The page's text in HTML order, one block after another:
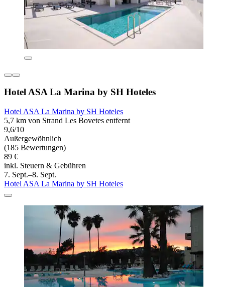
Hotel ASA La Marina by SH Hoteles
Hotel ASA La Marina by SH Hoteles
5,7 km von Strand Les Bovetes entfernt
9,6/10
Außergewöhnlich
(185 Bewertungen)
89 €
inkl. Steuern & Gebühren
7. Sept.–8. Sept.
Hotel ASA La Marina by SH Hoteles